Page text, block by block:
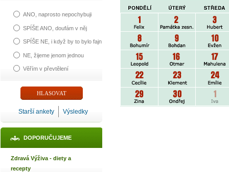
ANO, naprosto nepochybuji
SPÍŠE ANO, doufám v něj
SPÍŠE NE, i když by to bylo fajn
NE, žijeme jenom jednou
Věřím v převtělení
Starší ankety Výsledky
DOPORUČUJEME
Zdravá Výživa - diety a
recepty